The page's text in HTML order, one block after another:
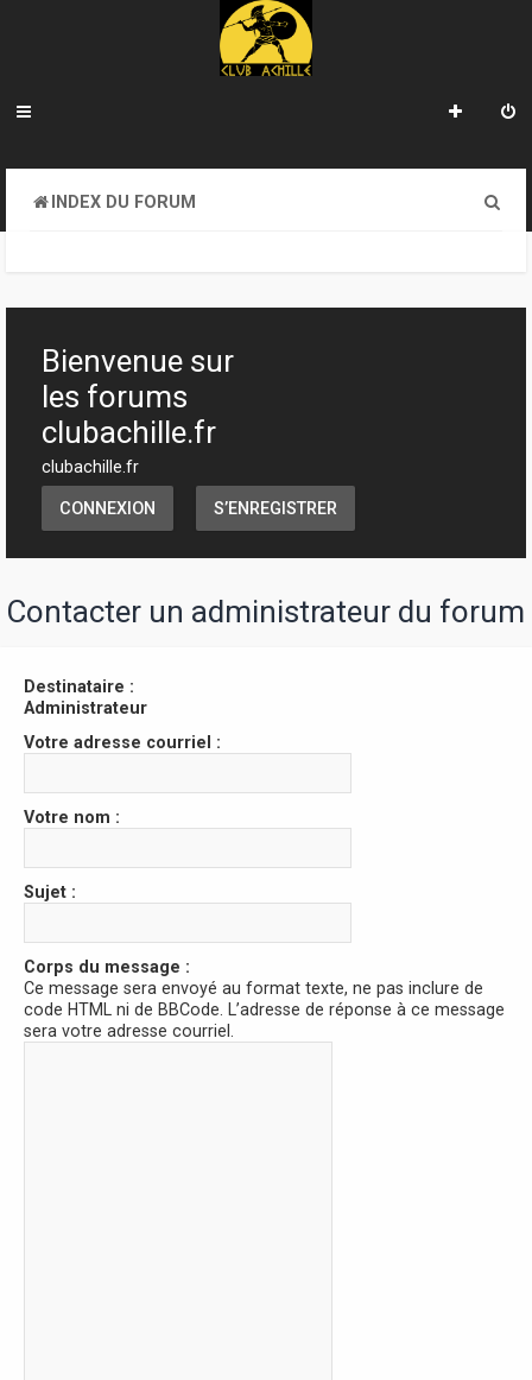
INDEX DU FORUM
h
Bienvenue sur
les forums
clubachille.fr
clubachille.fr
CONNEXION S’ENREGISTRER
Contacter un administrateur du forum
Destinataire :
Administrateur
Votre adresse courriel :
Votre nom :
Sujet :
Corps du message :
Ce message sera envoyé au format texte, ne pas inclure de
code HTML ni de BBCode. L’adresse de réponse à ce message
sera votre adresse courriel.